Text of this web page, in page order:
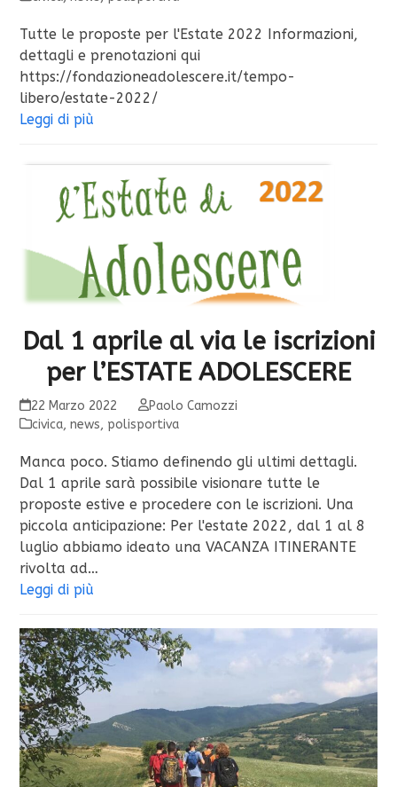
Tutte le proposte per l'Estate 2022 Informazioni,
dettagli e prenotazioni qui
https://fondazioneadolescere.it/tempo-
libero/estate-2022/
Leggi di più
Dal 1 aprile al via le iscrizioni
per l’ESTATE ADOLESCERE
22 Marzo 2022
Paolo Camozzi
civica,news, polisportiva
Manca poco. Stiamo definendo gli ultimi dettagli.
Dal 1 aprile sarà possibile visionare tutte le
proposte estive e procedere con le iscrizioni. Una
piccola anticipazione: Per l'estate 2022, dal 1 al 8
luglio abbiamo ideato una VACANZA ITINERANTE
rivolta ad…
Leggi di più